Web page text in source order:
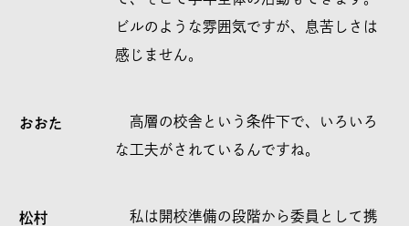
ビルのような雰囲気ですが、息苦しさは
感じません。
おおた
高層の校舎という条件下で、いろいろ
な工夫がされているんですね。
松村
私は開校準備の段階から委員として携